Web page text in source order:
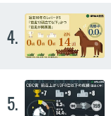
4.
5.